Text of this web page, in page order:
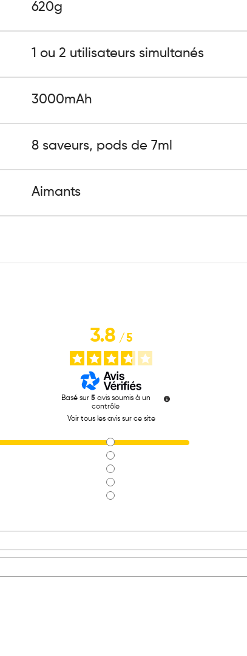
620g
1 ou 2 utilisateurs simultanés
3000mAh
8 saveurs, pods de 7ml
Aimants
3.8/5
Basé sur 5 avis soumis à un
contrôle
Voir tous les avis sur ce site